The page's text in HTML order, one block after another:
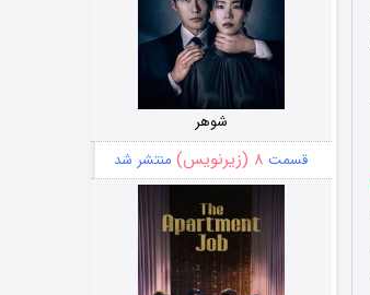
شوهر
قسمت ۸ (زیرنویس) منتشر شد